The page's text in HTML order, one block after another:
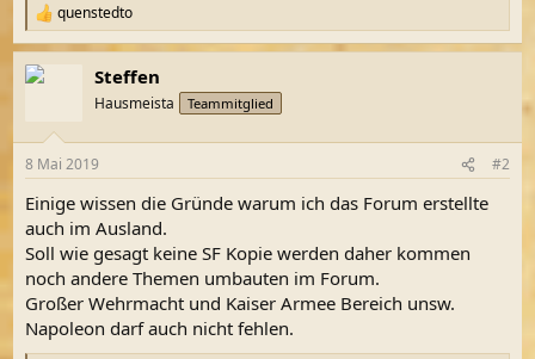
R
e
a
k
e
:
quenstedto
Steffen
Hausmeista Teammitglied
8 Mai 2019 #2
Einige wissen die Gründe warum ich das Forum erstellte
auch im Ausland.
Soll wie gesagt keine SF Kopie werden daher kommen
noch andere Themen umbauten im Forum.
Großer Wehrmacht und Kaiser Armee Bereich unsw.
Napoleon darf auch nicht fehlen.